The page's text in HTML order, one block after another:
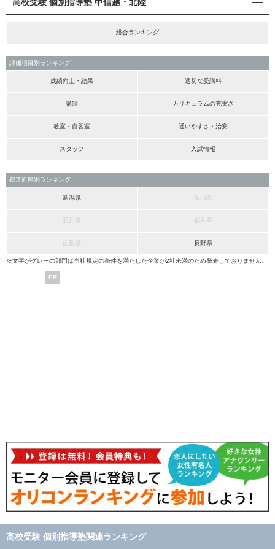
総合ランキング
評価項目別ランキング
成績向上・結果 適切な受講料
講師 カリキュラムの充実さ
教室・自習室 通いやすさ・治安
スタッフ 入試情報
都道府県別ランキング
新潟県 富山県
石川県 福井県
山梨県 長野県
※文字がグレーの部門は当社規定の条件を満たした企業が2社未満のため発表しておりません。
PR
高校受験 個別指導塾関連ランキング